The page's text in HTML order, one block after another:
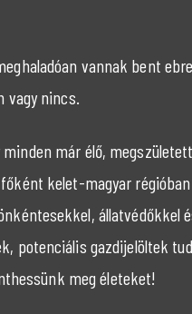
vannak bent
vagy nincs.
minden már élő,
kelet-magyar
állatvédőkkel
potenciális gazdijelöltek
meg életeket!